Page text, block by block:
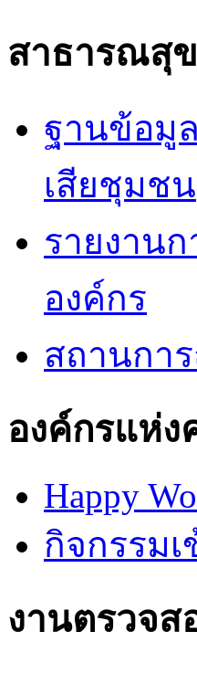
สาธารณสุ
ฐานข้อมู
เสียชุมชน
รายงาน
องค์กร
สถานกา
องค์กรแห่ง
Happy
กิจกรรม
งานตรวจส